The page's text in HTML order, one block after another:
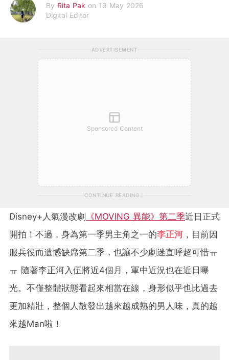
By Rita Pak on 19 May 2026
Digital Editor
ADVERTISEMENT
Sponsored Content
CONTINUE READING
Disney+人氣漫改劇 《MOVING 異能》第二季近日正式
開拍！不過，身為第一季男主角之一的李正河，目前因
服兵役而遺憾缺席第二季，也讓不少劇迷直呼超可惜ㅠ
ㅠ 隨著李正河入伍將近4個月，軍中近況也在近日曝
光。不僅整體狀態看起來相當在線，身形似乎也比過去
更加精壯，整個人散發出越來越成熟的男人味，真的越
來越Man啦！